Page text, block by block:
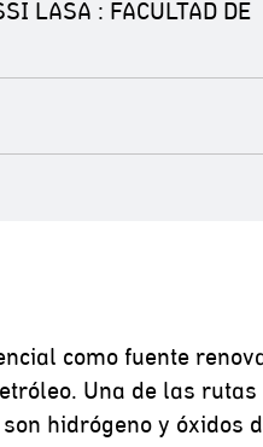
LASA : FACULTAD DE
como fuente
Una de las
hidrógeno y óxidos